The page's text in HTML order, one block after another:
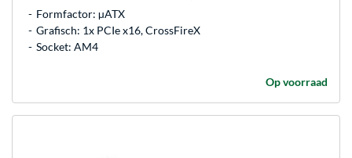
Formfactor: µATX
Grafisch: 1x PCIe x16, CrossFireX
Socket: AM4
Op voorraad